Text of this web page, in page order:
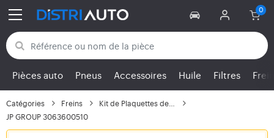
Retour aux catégories
Pièces auto Pneus Accessoires Huile Filtres
Catégories Freins
JP GROUP 3063600510